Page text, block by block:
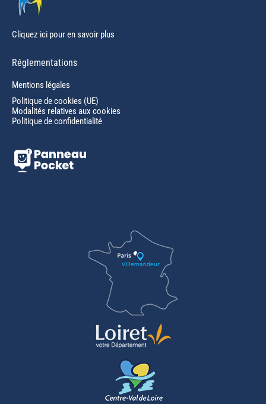
Cliquez ici pour en savoir plus
Réglementations
Mentions légales
Politique de cookies (UE)
Modalités relatives aux cookies
Politique de confidentialité